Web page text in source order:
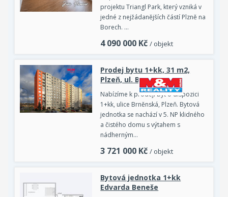
projektu Triangl Park, který vzniká v
jedné z nejžádanějších částí Plzně na
Borech. …
4 090 000 Kč / objekt
Prodej bytu 1+kk, 31 m2,
Plzeň, ul. Brněnská
Nabízíme k prodeji byt o dispozici
1+kk, ulice Brněnská, Plzeň. Bytová
jednotka se nachází v 5. NP klidného
a čistého domu s výtahem s
nádherným…
3 721 000 Kč / objekt
Bytová jednotka 1+kk
Edvarda Beneše